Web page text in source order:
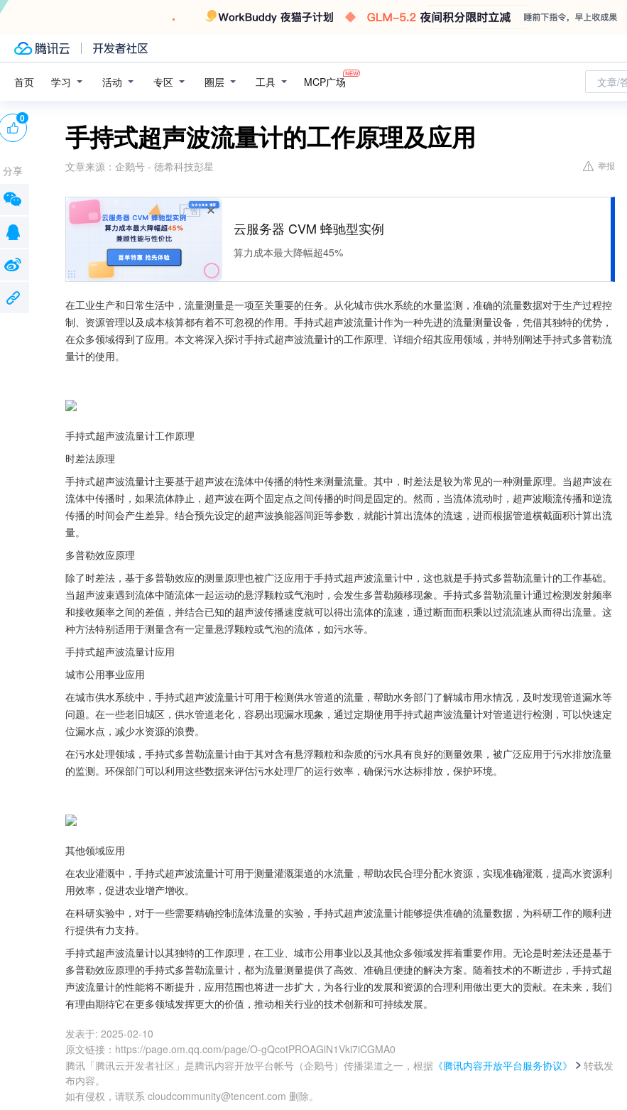
首页 学习 活动 专区 圈层 工具 MCP广场 文章/
手持式超声波流量计的工作原理及应用
文章来源： 企鹅号 - 德希科技彭星 举报
广告
云服务器 CVM 蜂驰型实例
算力成本最大降幅超45%
在工业生产和日常生活中，流量测量是一项至关重要的任务。从化城市供水系统的水量监测，准确的流量数据对于生产过程控
制、资源管理以及成本核算都有着不可忽视的作用。手持式超声波流量计作为一种先进的流量测量设备，凭借其独特的优势，
在众多领域得到了应用。本文将深入探讨手持式超声波流量计的工作原理、详细介绍其应用领域，并特别阐述手持式多普勒流
量计的使用。
手持式超声波流量计工作原理
时差法原理
手持式超声波流量计主要基于超声波在流体中传播的特性来测量流量。其中，时差法是较为常见的一种测量原理。当超声波在
流体中传播时，如果流体静止，超声波在两个固定点之间传播的时间是固定的。然而，当流体流动时，超声波顺流传播和逆流
传播的时间会产生差异。结合预先设定的超声波换能器间距等参数，就能计算出流体的流速，进而根据管道横截面积计算出流
量。
多普勒效应原理
除了时差法，基于多普勒效应的测量原理也被广泛应用于手持式超声波流量计中，这也就是手持式多普勒流量计的工作基础。
当超声波束遇到流体中随流体一起运动的悬浮颗粒或气泡时，会发生多普勒频移现象。手持式多普勒流量计通过检测发射频率
和接收频率之间的差值，并结合已知的超声波传播速度就可以得出流体的流速，通过断面面积乘以过流流速从而得出流量。这
种方法特别适用于测量含有一定量悬浮颗粒或气泡的流体，如污水等。
手持式超声波流量计应用
城市公用事业应用
在城市供水系统中，手持式超声波流量计可用于检测供水管道的流量，帮助水务部门了解城市用水情况，及时发现管道漏水等
问题。在一些老旧城区，供水管道老化，容易出现漏水现象，通过定期使用手持式超声波流量计对管道进行检测，可以快速定
位漏水点，减少水资源的浪费。
在污水处理领域，手持式多普勒流量计由于其对含有悬浮颗粒和杂质的污水具有良好的测量效果，被广泛应用于污水排放流量
的监测。环保部门可以利用这些数据来评估污水处理厂的运行效率，确保污水达标排放，保护环境。
其他领域应用
在农业灌溉中，手持式超声波流量计可用于测量灌溉渠道的水流量，帮助农民合理分配水资源，实现准确灌溉，提高水资源利
用效率，促进农业增产增收。
在科研实验中，对于一些需要精确控制流体流量的实验，手持式超声波流量计能够提供准确的流量数据，为科研工作的顺利进
行提供有力支持。
手持式超声波流量计以其独特的工作原理，在工业、城市公用事业以及其他众多领域发挥着重要作用。无论是时差法还是基于
多普勒效应原理的手持式多普勒流量计，都为流量测量提供了高效、准确且便捷的解决方案。随着技术的不断进步，手持式超
声波流量计的性能将不断提升，应用范围也将进一步扩大，为各行业的发展和资源的合理利用做出更大的贡献。在未来，我们
有理由期待它在更多领域发挥更大的价值，推动相关行业的技术创新和可持续发展。
发表于: 2025-02-10
原文链接 ： https://page.om.qq.com/page/O-gQcotPROAGlN1Vki7iCGMA0
腾讯「腾讯云开发者社区」是腾讯内容开放平台帐号（企鹅号）传播渠道之一，根据 《腾讯内容开放平台服务协议》
转载发
布内容。
如有侵权，请联系 cloudcommunity@tencent.com 删除。
0
分享